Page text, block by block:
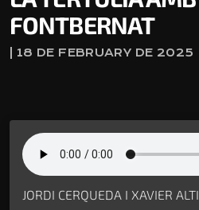
FONTBERNAT
| 18 DE FEBRUARY DE 2025
JORDI CERQUEDA I XAVIER